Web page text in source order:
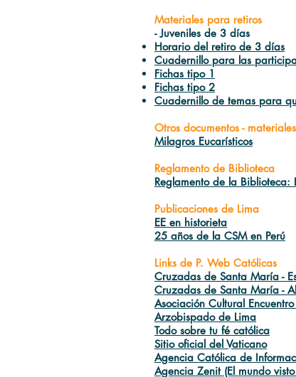
Materiales para retiros
- Juveniles de 3 días
Horario del retiro de 3 días
Cuadernillo para las
Fichas tipo 1
Fichas tipo 2
Cuadernillo de temas para
Otros documentos -
Milagros Eucarísticos
Reglamento de Biblioteca
Reglamento de la Biblioteca:
Publicaciones de Lima
EE en historieta
25 años de la CSM en Perú
Links de P. Web Católicas
Cruzadas de Santa María -
Cruzadas de Santa María -
Asociación Cultural
Arzobispado de Lima
Todo sobre tu fé católica
Sitio oficial del Vaticano
Agencia Católica de
Agencia Zenit (El mundo